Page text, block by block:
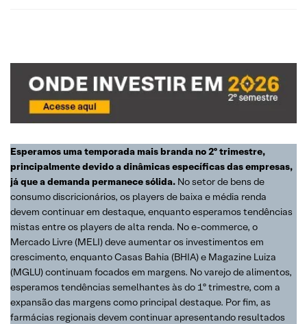
Esperamos uma temporada mais branda no 2º trimestre,
principalmente devido a dinâmicas específicas das empresas,
já que a demanda permanece sólida. No setor de bens de
consumo discricionários, os players de baixa e média renda
devem continuar em destaque, enquanto esperamos tendências
mistas entre os players de alta renda. No e-commerce, o
Mercado Livre (MELI) deve aumentar os investimentos em
crescimento, enquanto Casas Bahia (BHIA) e Magazine Luiza
(MGLU) continuam focados em margens. No varejo de alimentos,
esperamos tendências semelhantes às do 1º trimestre, com a
expansão das margens como principal destaque. Por fim, as
farmácias regionais devem continuar apresentando resultados